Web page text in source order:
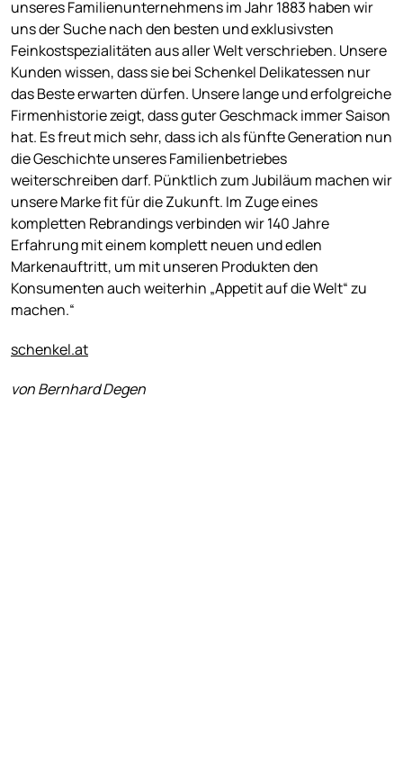
unseres Familienunternehmens im Jahr 1883 haben wir
uns der Suche nach den besten und exklusivsten
Feinkostspezialitäten aus aller Welt verschrieben. Unsere
Kunden wissen, dass sie bei Schenkel Delikatessen nur
das Beste erwarten dürfen. Unsere lange und erfolgreiche
Firmenhistorie zeigt, dass guter Geschmack immer Saison
hat. Es freut mich sehr, dass ich als fünfte Generation nun
die Geschichte unseres Familienbetriebes
weiterschreiben darf. Pünktlich zum Jubiläum machen wir
unsere Marke fit für die Zukunft. Im Zuge eines
kompletten Rebrandings verbinden wir 140 Jahre
Erfahrung mit einem komplett neuen und edlen
Markenauftritt, um mit unseren Produkten den
Konsumenten auch weiterhin „Appetit auf die Welt“ zu
machen.“
schenkel.at
von Bernhard Degen